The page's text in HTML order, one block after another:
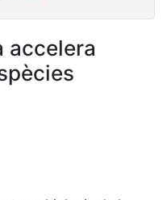
accelera